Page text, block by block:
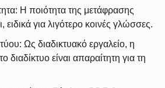
Η ποιότητα της μετάφρασης
ειδικά για λιγότερο κοινές γλώσσες.
Ως διαδικτυακό εργαλείο, η
διαδίκτυο είναι απαραίτητη για τη